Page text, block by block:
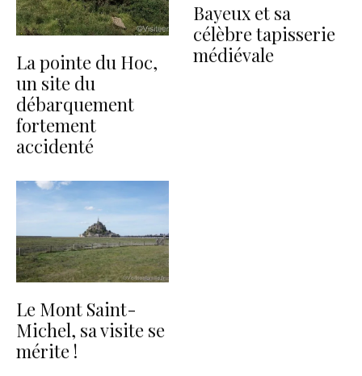
La pointe du Hoc,
un site du
débarquement
fortement
accidenté
Le Mont Saint-
Michel, sa visite se
mérite !
Bayeux et sa
célèbre tapisserie
médiévale